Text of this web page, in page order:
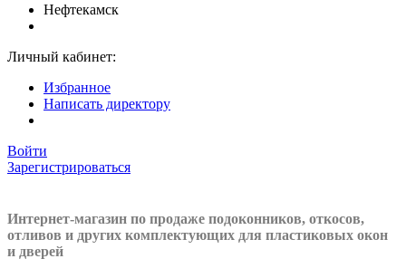
Нефтекамск
Личный кабинет:
Избранное
Написать директору
Войти
Зарегистрироваться
Интернет-магазин по продаже подоконников, откосов,
отливов и других комплектующих для пластиковых окон
и дверей